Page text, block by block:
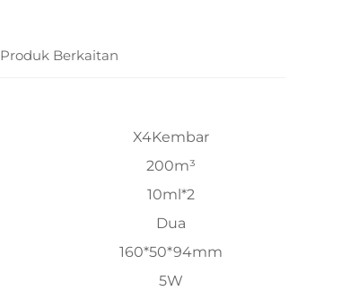
Produk Berkaitan
X4Kembar
200m³
10ml*2
Dua
160*50*94mm
5W